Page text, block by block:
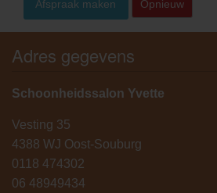
Afspraak maken Opnieuw
Adres gegevens
Schoonheidssalon Yvette
Vesting 35
4388 WJ Oost-Souburg
0118 474302
06 48949434